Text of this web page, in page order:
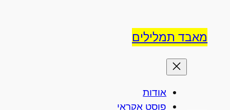
מאבד תמלילים
אודות
פוסט אקראי